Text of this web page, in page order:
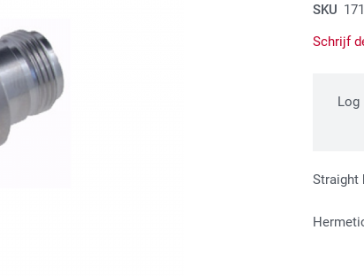
SKU
Schrijf
Log
Straight